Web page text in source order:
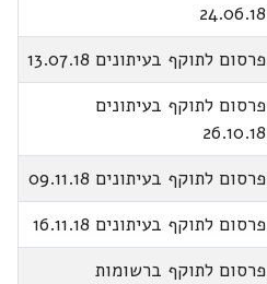
24.06.18
פרסום לתוקף בעיתונים 13.07.18
פרסום לתוקף בעיתונים
26.10.18
פרסום לתוקף בעיתונים 09.11.18
פרסום לתוקף בעיתונים 16.11.18
פרסום לתוקף ברשומות